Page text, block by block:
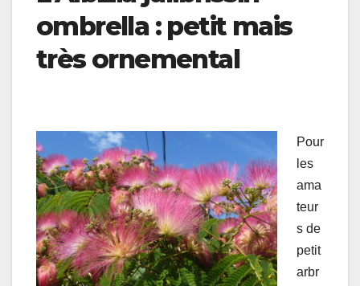
ombrella : petit mais
très ornemental
Pour
les
ama
teur
s de
petit
arbr